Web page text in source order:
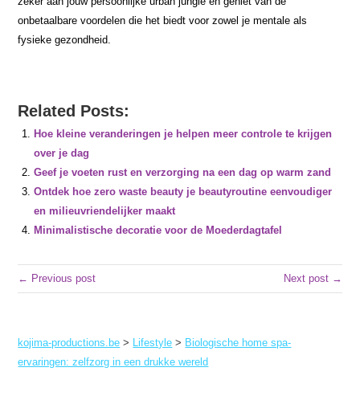
onbetaalbare voordelen die het biedt voor zowel je mentale als
fysieke gezondheid.
Related Posts:
Hoe kleine veranderingen je helpen meer controle te krijgen
over je dag
Geef je voeten rust en verzorging na een dag op warm zand
Ontdek hoe zero waste beauty je beautyroutine eenvoudiger
en milieuvriendelijker maakt
Minimalistische decoratie voor de Moederdagtafel
← Previous post Next post →
kojima-productions.be > Lifestyle > Biologische home spa-
ervaringen: zelfzorg in een drukke wereld